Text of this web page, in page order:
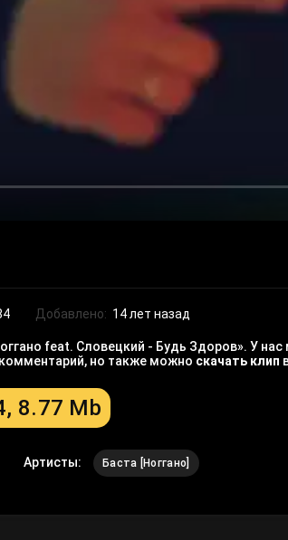
Добавлено: 14 лет назад
feat. Словецкий - Будь Здоров». У
комментарий, но также можно скачать клип
8.77 Mb
Артисты: Баста [Ноггано]